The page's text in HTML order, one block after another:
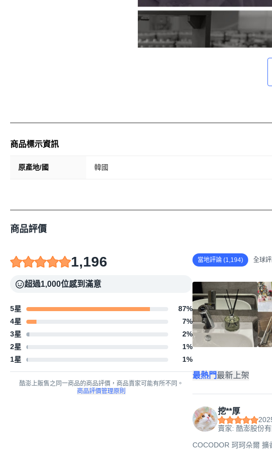
商品標示資訊
原產地/國 韓國
商品評價
1,196
超過1,000位感到滿意
5星 87%
4星
7%
3星
2%
2星
1%
1星
1%
酷澎上販售之同一商品的商品評價，商品賣家可能有所不同。
商品評價管理原則
當地評論 (1,194) 全球
最熱門最新上架
挖**厚
賣家: 酷澎股份
COCODOR 珂珂朵爾